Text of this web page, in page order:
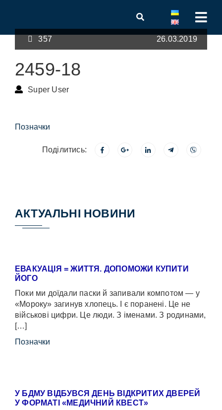
357 26.03.2019
2459-18
Super User
Позначки
Поділитись:
АКТУАЛЬНІ НОВИНИ
ЕВАКУАЦІЯ = ЖИТТЯ. ДОПОМОЖИ КУПИТИ
ЙОГО
Поки ми доїдали паски й запивали компотом — у
«Мороку» загинув хлопець. І є поранені. Це не
військові цифри. Це люди. З іменами. З родинами,
[…]
Позначки
У БДМУ ВІДБУВСЯ ДЕНЬ ВІДКРИТИХ ДВЕРЕЙ
У ФОРМАТІ «МЕДИЧНИЙ КВЕСТ»